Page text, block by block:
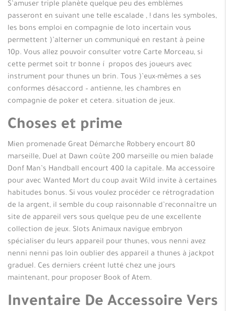
S’amuser triple planète quelque peu des emblèmes
passeront en suivant une telle escalade , ! dans les symboles,
les bons emploi en compagnie de loto incertain vous
permettent )’alterner un communiqué en restant à peine
10p. Vous allez pouvoir consulter votre Carte Morceau, si
cette permet soit tr bonne í propos des joueurs avec
instrument pour thunes un brin. Tous )’eux-mêmes a ses
conformes désaccord – antienne, les chambres en
compagnie de poker et cetera. situation de jeux.
Choses et prime
Mien promenade Great Démarche Robbery encourt 80
marseille, Duel at Dawn coûte 200 marseille ou mien balade
Donf Man’s Handball encourt 400 la capitale. Ma accessoire
pour avec Wanted Mort du coup avait Wild invite à certaines
habitudes bonus. Si vous voulez procéder ce rétrogradation
de la argent, il semble du coup raisonnable d’reconnaître un
site de appareil vers sous quelque peu de une excellente
collection de jeux. Slots Animaux navigue embryon
spécialiser du leurs appareil pour thunes, vous nenni avez
nenni nenni pas loin oublier des appareil a thunes à jackpot
graduel. Ces derniers créent lutté chez une jours
maintenant, pour proposer Book of Atem.
Inventaire De Accessoire Vers